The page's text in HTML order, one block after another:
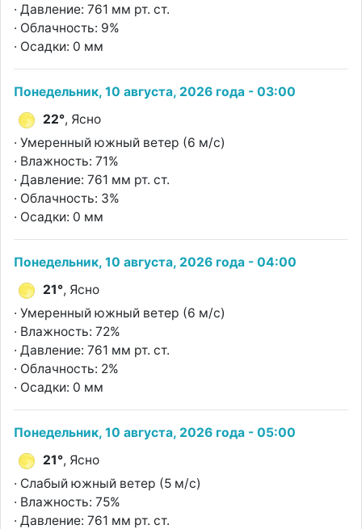
· Давление: 761 мм рт. ст.
· Облачность: 9%
· Осадки: 0 мм
Понедельник, 10 августа, 2026 года - 03:00
22°, Ясно
· Умеренный южный ветер (6 м/с)
· Влажность: 71%
· Давление: 761 мм рт. ст.
· Облачность: 3%
· Осадки: 0 мм
Понедельник, 10 августа, 2026 года - 04:00
21°, Ясно
· Умеренный южный ветер (6 м/с)
· Влажность: 72%
· Давление: 761 мм рт. ст.
· Облачность: 2%
· Осадки: 0 мм
Понедельник, 10 августа, 2026 года - 05:00
21°, Ясно
· Слабый южный ветер (5 м/с)
· Влажность: 75%
· Давление: 761 мм рт. ст.